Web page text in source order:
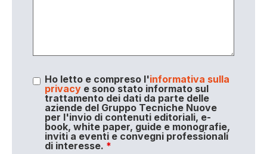
Ho letto e compreso l'informativa sulla
privacye sono stato informato sul
trattamento dei dati da parte delle
aziende del Gruppo Tecniche Nuove
per l'invio di contenuti editoriali, e-
book, white paper, guide e monografie,
inviti a eventi e convegni professionali
di interesse. *